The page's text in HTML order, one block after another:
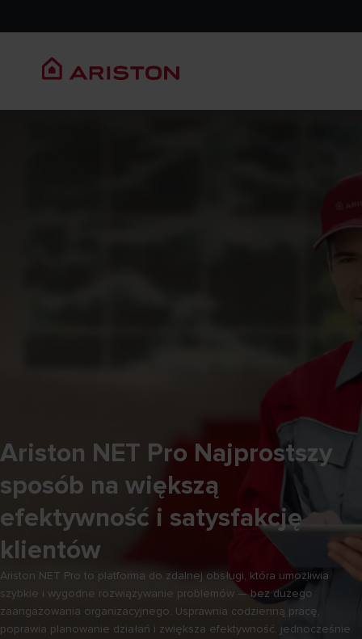
Ariston NET Pro Najprostszy
sposób na większą
efektywność i satysfakcję
klientów
Ariston NET Pro to platforma do zdalnej obsługi, która umożliwia
szybkie i wygodne rozwiązywanie problemów — bez dużego
zaangażowania organizacyjnego. Usprawnia codzienną pracę,
poprawia planowanie działań i zwiększa efektywność, jednocześnie